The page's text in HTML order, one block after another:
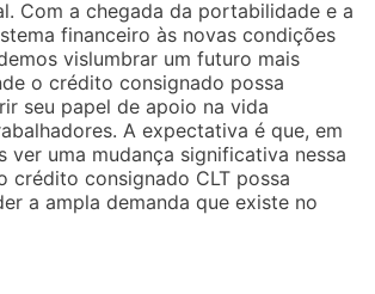
Com a chegada da portabilidade e a
financeiro às novas condições
vislumbrar um futuro mais
o crédito consignado possa
seu papel de apoio na vida
A expectativa é que, em
ver uma mudança significativa nessa
crédito consignado CLT possa
a ampla demanda que existe no